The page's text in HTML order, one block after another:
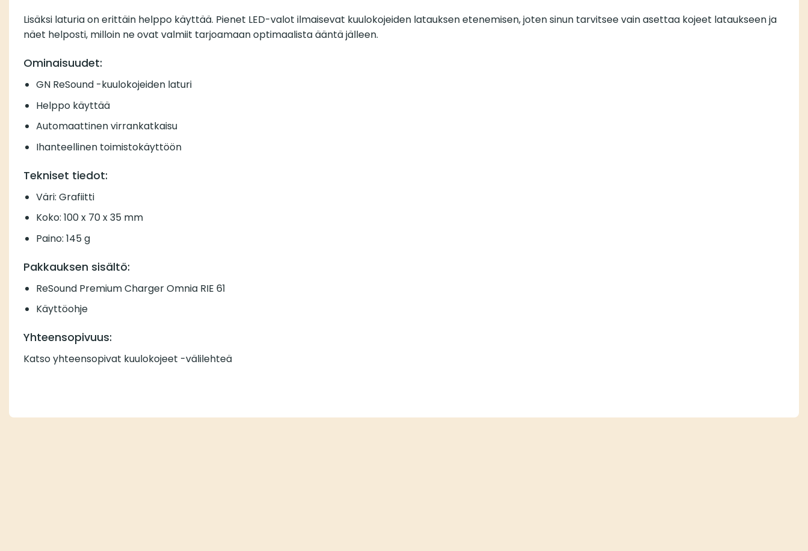
Lisäksi laturia on erittäin helppo käyttää. Pienet LED-valot ilmaisevat kuulokojeiden latauksen etenemisen, joten sinun tarvitsee vain asettaa kojeet lataukseen ja
näet helposti, milloin ne ovat valmiit tarjoamaan optimaalista ääntä jälleen.
Ominaisuudet:
GN ReSound -kuulokojeiden laturi
Helppo käyttää
Automaattinen virrankatkaisu
Ihanteellinen toimistokäyttöön
Tekniset tiedot:
Väri: Grafiitti
Koko: 100 x 70 x 35 mm
Paino: 145 g
Pakkauksen sisältö:
ReSound Premium Charger Omnia RIE 61
Käyttöohje
Yhteensopivuus:
Katso yhteensopivat kuulokojeet -välilehteä